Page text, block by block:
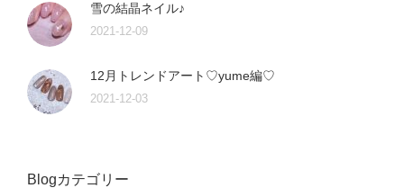
雪の結晶ネイル♪
2021-12-09
12月トレンドアート♡yume編♡
2021-12-03
Blogカテゴリー